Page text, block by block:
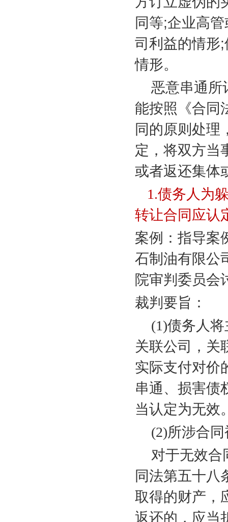
同等;企业高
司利益的情形;
情形。
恶意串通所
能按照《合同
同的原则处理
定，将双方当
或者返还集体
1.债务人为
转让合同应认
案例：指导案
石制油有限公
院审判委员会
裁判要旨：
(1)债务人
关联公司，关
实际支付对价
串通、损害债
当认定为无效
(2)所涉合
对于无效合
同法第五十八
取得的财产，
返还的，应当